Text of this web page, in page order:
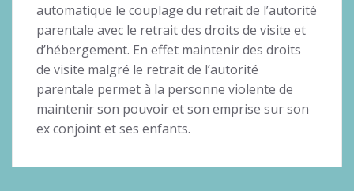
automatique le couplage du retrait de l’autorité
parentale avec le retrait des droits de visite et
d’hébergement. En effet maintenir des droits
de visite malgré le retrait de l’autorité
parentale permet à la personne violente de
maintenir son pouvoir et son emprise sur son
ex conjoint et ses enfants.